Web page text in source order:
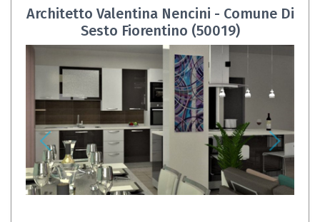
Architetto Valentina Nencini - Comune Di
Sesto Fiorentino (50019)